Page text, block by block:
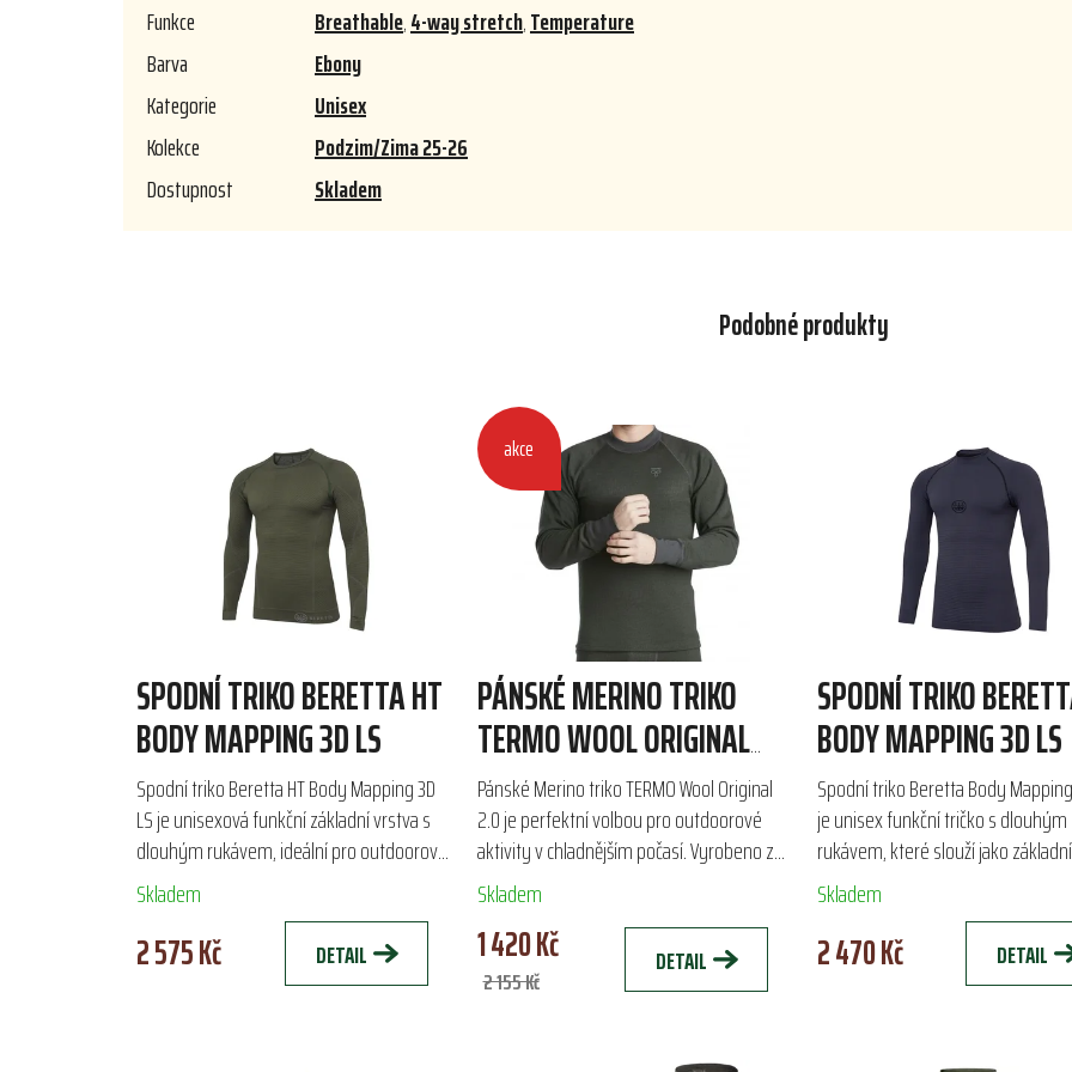
Funkce Breathable,4-way stretch,Temperature
Barva
Ebony
Kategorie
Unisex
Kolekce
Podzim/Zima 25-26
Dostupnost
Skladem
Podobné produkty
SPODNÍ TRIKO BERETTA HT
BODY MAPPING 3D LS
Spodní triko Beretta HT Body Mapping 3D
LS je unisexová funkční základní vrstva s
dlouhým rukávem, ideální pro outdoorové
aktivity jako lov a turistika. Díky technologii
Sensil®...
Skladem
2 575 Kč DETAIL
akce
PÁNSKÉ MERINO TRIKO
TERMO WOOL ORIGINAL
2.0
Pánské Merino triko TERMO Wool Original
2.0 je perfektní volbou pro outdoorové
aktivity v chladnějším počasí. Vyrobeno z
kombinace 33 % Merino vlny a 67 %
polypropylenu,...
Skladem
1 420 Kč
2 155 Kč
DETAIL
SPODNÍ TRIKO
BODY MAPPING 3D LS
Spodní triko Beretta Body
je unisex funkční tričko s dlouhým
rukávem, které slouží jako
pro maximální komfort při
aktivitách. Je...
Skladem
2 470 Kč DETAIL